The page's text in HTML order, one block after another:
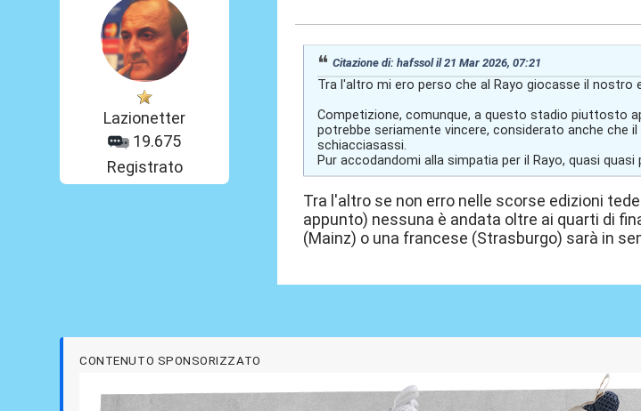
Lazionetter
19.675
Registrato
Citazione di: hafssol il 21 Mar 2026, 07:21
Tra l'altro mi ero perso che al Rayo giocasse il nostro
Competizione, comunque, a questo stadio piuttosto
potrebbe seriamente vincere, considerato anche che
schiacciasassi.
Pur accodandomi alla simpatia per il Rayo, quasi
Tra l'altro se non erro nelle scorse edizioni
appunto) nessuna è andata oltre ai quarti di
(Mainz) o una francese (Strasburgo) sarà in
CONTENUTO SPONSORIZZATO